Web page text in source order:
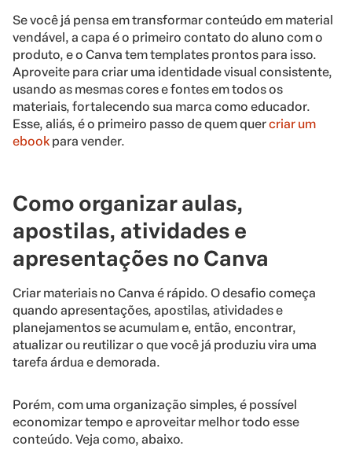
Se você já pensa em transformar conteúdo em material
vendável, a capa é o primeiro contato do aluno com o
produto, e o Canva tem templates prontos para isso.
Aproveite para criar uma identidade visual consistente,
usando as mesmas cores e fontes em todos os
materiais, fortalecendo sua marca como educador.
Esse, aliás, é o primeiro passo de quem quercriar um
ebook para vender.
Como organizar aulas,
apostilas, atividades e
apresentações no Canva
Criar materiais no Canva é rápido. O desafio começa
quando apresentações, apostilas, atividades e
planejamentos se acumulam e, então, encontrar,
atualizar ou reutilizar o que você já produziu vira uma
tarefa árdua e demorada.
Porém, com uma organização simples, é possível
economizar tempo e aproveitar melhor todo esse
conteúdo. Veja como, abaixo.